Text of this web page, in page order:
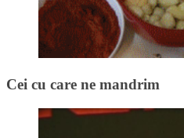
Cei cu care ne mandrim